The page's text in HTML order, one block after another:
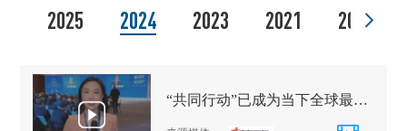
2025 2024 2023 2021 2020
“共同行动”已成为当下全球最重要的话题 | 2024从都国际论坛